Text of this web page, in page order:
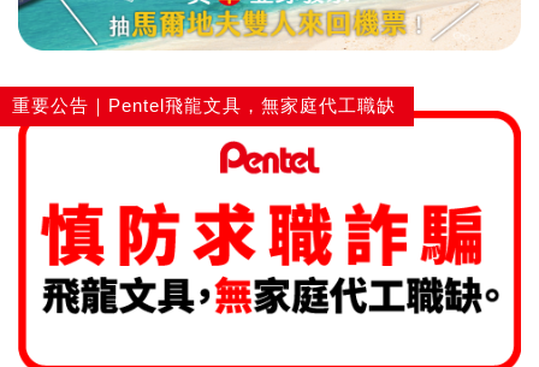
重要公告｜Pentel飛龍文具，無家庭代工職缺